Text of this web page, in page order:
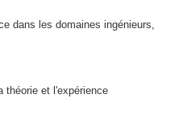
dans les domaines ingénieurs,
théorie et l'expérience